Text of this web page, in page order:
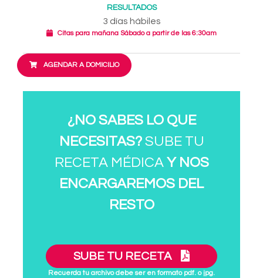
RESULTADOS
3 días hábiles
Citas para mañana Sábado a partir de las 6:30am
AGENDAR A DOMICILIO
¿NO SABES LO QUE
NECESITAS?SUBE TU
RECETA MÉDICA Y NOS
ENCARGAREMOS DEL
RESTO
SUBE TU RECETA
Recuerda tu archivo debe ser en formato pdf. o jpg.